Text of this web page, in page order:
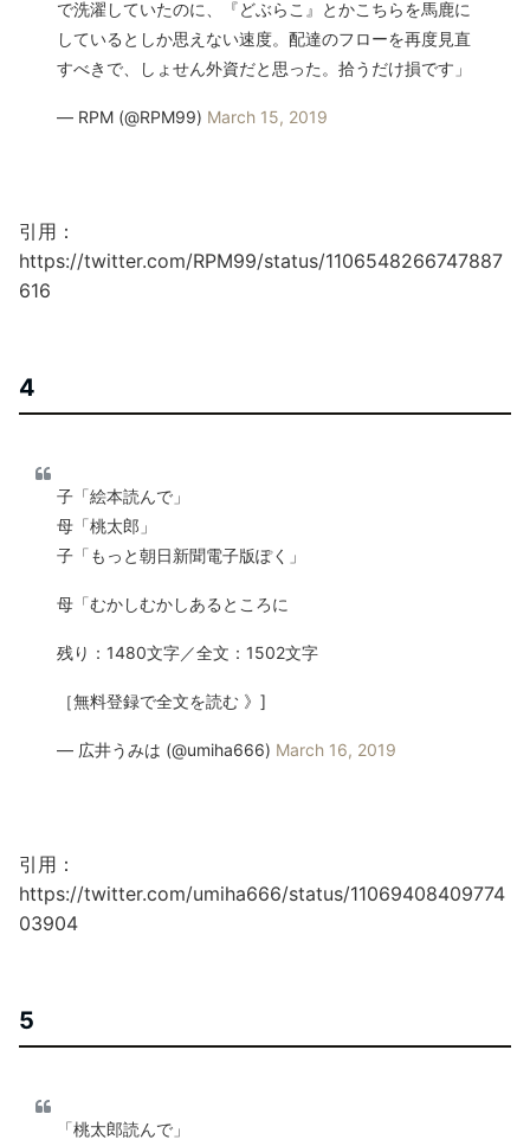
で洗濯していたのに、『どぶらこ』とかこちらを馬鹿に
しているとしか思えない速度。配達のフローを再度見直
すべきで、しょせん外資だと思った。拾うだけ損です」
— RPM (@RPM99) March 15, 2019
引用：
https://twitter.com/RPM99/status/1106548266747887
616
4
子「絵本読んで」
母「桃太郎」
子「もっと朝日新聞電子版ぽく」
母「むかしむかしあるところに
残り：1480文字／全文：1502文字
［無料登録で全文を読む 》]
— 広井うみは (@umiha666) March 16, 2019
引用：
https://twitter.com/umiha666/status/11069408409774
03904
5
「桃太郎読んで」